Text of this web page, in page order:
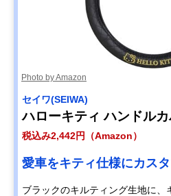
Photo by Amazon
セイワ(SEIWA)
ハローキティ ハンドル
税込み2,442円（Amazon）
愛車をキティ仕様にカス
ブラックのキルティング生地に、